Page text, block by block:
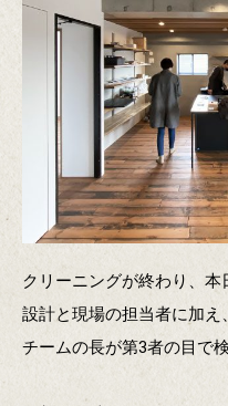
クリーニングが終わり、本
設計と現場の担当者に加え、
チームの長が第3者の目で検